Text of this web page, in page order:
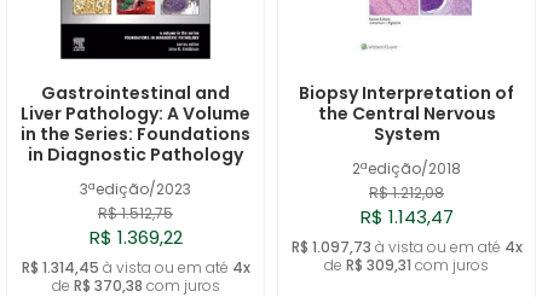
3ªedição/2023
Gastrointestinal and
Liver Pathology: A Volume
in the Series: Foundations
in Diagnostic Pathology
R$ 1.512,75
R$ 1.369,22
R$ 1.314,45 à vista ou em até 4x
de R$ 370,38 com juros
2ªedição/2018
Biopsy Interpretation of
the Central Nervous
System
R$ 1.212,08
R$ 1.143,47
R$ 1.097,73 à vista ou em até 4x
de R$ 309,31 com juros